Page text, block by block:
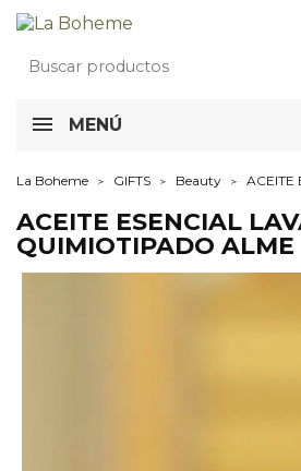
MENÚ
La Boheme GIFTS Beauty ACEITE
ACEITE ESENCIAL
QUIMIOTIPADO ALME